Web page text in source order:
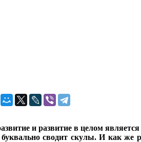
и развитие в целом
сводит скулы. И как же